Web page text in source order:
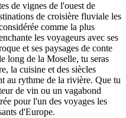
de vignes de l'ouest de
de croisière fluviale les
comme la plus
les voyageurs avec ses
et ses paysages de conte
long de la Moselle, tu seras
la cuisine et des siècles
au rythme de la rivière. Que tu
de vin ou un vagabond
pour l'un des voyages les
d'Europe.